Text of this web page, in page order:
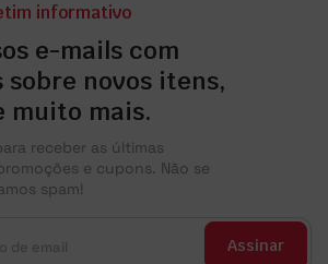
informativo
e-mails com
novos itens,
muito mais.
receber as últimas
e cupons. Não se
spam!
Assinar